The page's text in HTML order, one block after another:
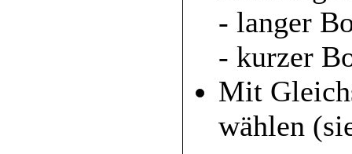
- langer
- kurzer
Mit
wählen